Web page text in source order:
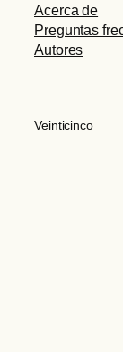
Acerca de
Preguntas
Autores
Veinticinco